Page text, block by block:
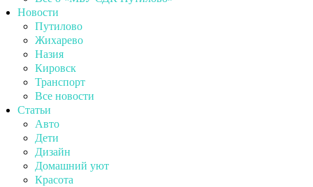
Новости
Путилово
Жихарево
Назия
Кировск
Транспорт
Все новости
Статьи
Авто
Дети
Дизайн
Домашний уют
Красота